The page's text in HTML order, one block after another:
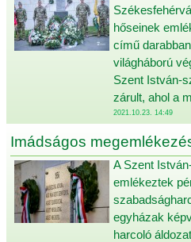
hőseinek
című
világháború
Szent István-
zárult, ahol a
2021.10.23. 14:49
Imádságos
A Szent
emlékeztek
egyházak
harcoló